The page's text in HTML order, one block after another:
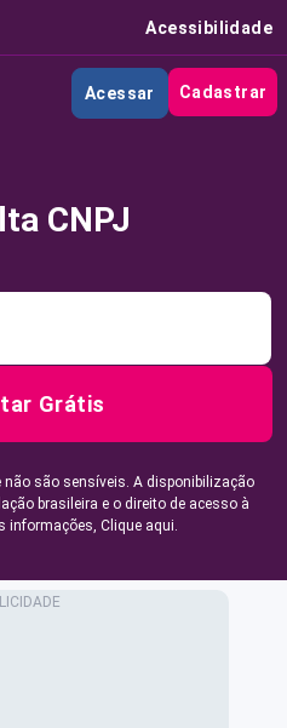
Acessibilidade
Acessar Cadastrar
CNPJ
Grátis
são sensíveis. A disponibilização
brasileira e o direito de acesso à
informações, Clique aqui.